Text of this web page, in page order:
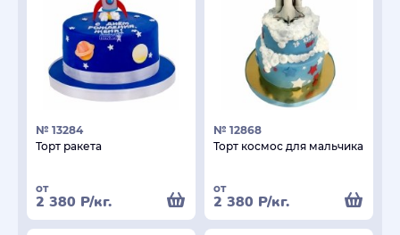
№ 13284
Торт ракета
от
2 380 Р/кг.
№ 12868
Торт космос для мальчика
от
2 380 Р/кг.